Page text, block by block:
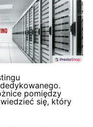
pomiędzy
się, który